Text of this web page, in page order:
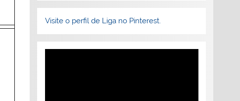
Visite o perfil de Liga no Pinterest.
Tocador